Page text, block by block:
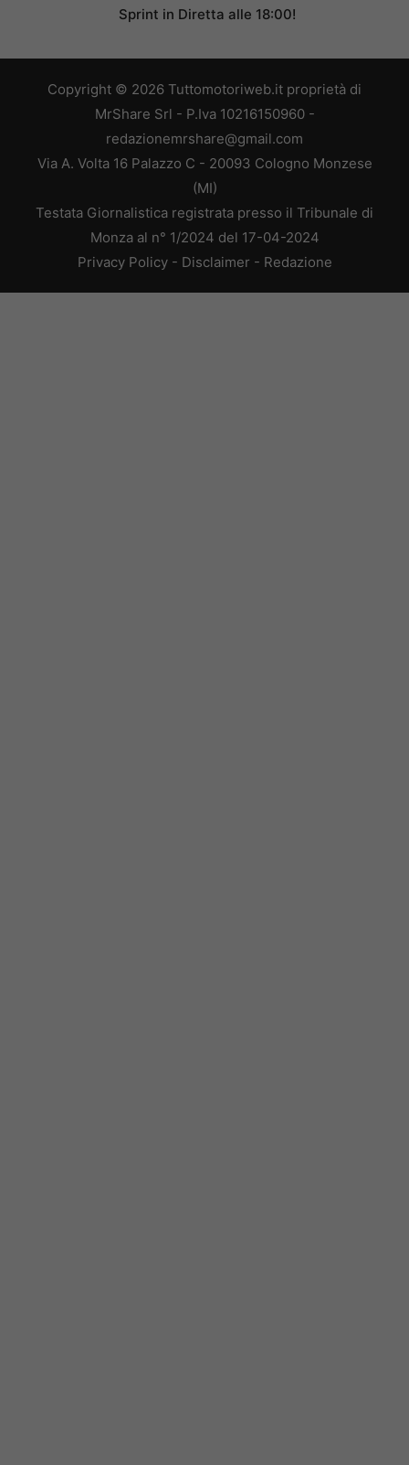
Sprint in Diretta alle 18:00!
Copyright © 2026 Tuttomotoriweb.it proprietà di
MrShare Srl - P.Iva 10216150960 -
redazionemrshare@gmail.com
Via A. Volta 16 Palazzo C - 20093 Cologno Monzese
(MI)
Testata Giornalistica registrata presso il Tribunale di
Monza al n° 1/2024 del 17-04-2024
Privacy Policy- Disclaimer - Redazione